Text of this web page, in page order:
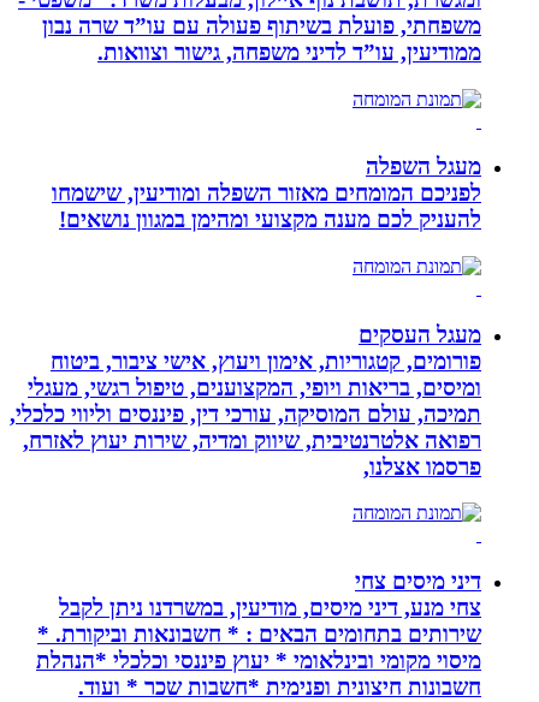
משפחתי, פועלת בשיתוף פעולה עם עו”ד שרה נבון
ממודיעין, עו”ד לדיני משפחה, גישור וצוואות.
מעגל השפלה
לפניכם המומחים מאזור השפלה ומודיעין, שישמחו
להעניק לכם מענה מקצועי ומהימן במגוון נושאים!
מעגל העסקים
פורומים, קטגוריות, אימון ויעוץ, אישי ציבור, ביטוח
ומיסים, בריאות ויופי, המקצוענים, טיפול רגשי, מעגלי
תמיכה, עולם המוסיקה, עורכי דין, פיננסים וליווי כלכלי,
רפואה אלטרנטיבית, שיווק ומדיה, שירות יעוץ לאזרח,
פרסמו אצלנו,
דיני מיסים צחי
צחי מנע, דיני מיסים, מודיעין, במשרדנו ניתן לקבל
שירותים בתחומים הבאים : * חשבונאות וביקורת. *
מיסוי מקומי ובינלאומי * יעוץ פיננסי וכלכלי *הנהלת
חשבונות חיצונית ופנימית *חשבות שכר * ועוד.